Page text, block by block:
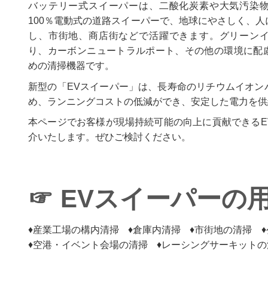
バッテリー式スイーパーは、二酸化炭素や大気汚染
100％電動式の道路スイーパーで、地球にやさしく、
し、市街地、商店街などで活躍できます。グリーン
り、カーボンニュートラルポート、その他の環境に
めの清掃機器です。
新型の「EVスイーパー」は、長寿命のリチウムイオ
め、ランニングコストの低減ができ、安定した電力を
本ページでお客様が現場持続可能の向上に貢献できる
介いたします。ぜひご検討ください。
☞ EVスイーパーの
産業工場の構内清掃 倉庫内清掃 市街地の清掃
空港・イベント会場の清掃
レーシングサーキット